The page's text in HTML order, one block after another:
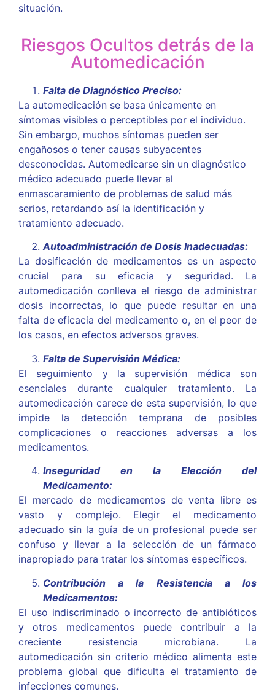
situación.
Riesgos Ocultos detrás de la
Automedicación
Falta de Diagnóstico Preciso:
La automedicación se basa únicamente en
síntomas visibles o perceptibles por el individuo.
Sin embargo, muchos síntomas pueden ser
engañosos o tener causas subyacentes
desconocidas. Automedicarse sin un diagnóstico
médico adecuado puede llevar al
enmascaramiento de problemas de salud más
serios, retardando así la identificación y
tratamiento adecuado.
Autoadministración de Dosis Inadecuadas:
La dosificación de medicamentos es un aspecto
crucial para su eficacia y seguridad. La
automedicación conlleva el riesgo de administrar
dosis incorrectas, lo que puede resultar en una
falta de eficacia del medicamento o, en el peor de
los casos, en efectos adversos graves.
Falta de Supervisión Médica:
El seguimiento y la supervisión médica son
esenciales durante cualquier tratamiento. La
automedicación carece de esta supervisión, lo que
impide la detección temprana de posibles
complicaciones o reacciones adversas a los
medicamentos.
Inseguridad en la Elección del
Medicamento:
El mercado de medicamentos de venta libre es
vasto y complejo. Elegir el medicamento
adecuado sin la guía de un profesional puede ser
confuso y llevar a la selección de un fármaco
inapropiado para tratar los síntomas específicos.
Contribución a la Resistencia a los
Medicamentos:
El uso indiscriminado o incorrecto de antibióticos
y otros medicamentos puede contribuir a la
creciente resistencia microbiana. La
automedicación sin criterio médico alimenta este
problema global que dificulta el tratamiento de
infecciones comunes.